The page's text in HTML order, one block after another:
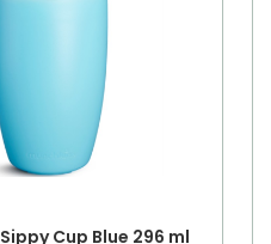
Cup Blue 296 ml